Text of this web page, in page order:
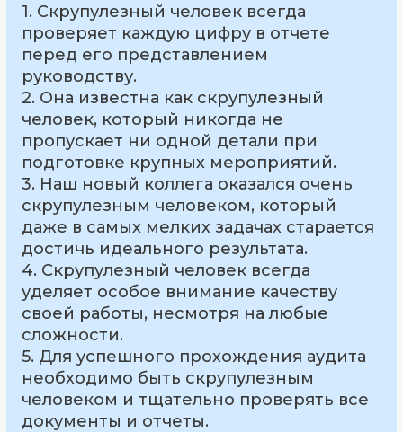
1. Скрупулезный человек всегда
проверяет каждую цифру в отчете
перед его представлением
руководству.
2. Она известна как скрупулезный
человек, который никогда не
пропускает ни одной детали при
подготовке крупных мероприятий.
3. Наш новый коллега оказался очень
скрупулезным человеком, который
даже в самых мелких задачах старается
достичь идеального результата.
4. Скрупулезный человек всегда
уделяет особое внимание качеству
своей работы, несмотря на любые
сложности.
5. Для успешного прохождения аудита
необходимо быть скрупулезным
человеком и тщательно проверять все
документы и отчеты.